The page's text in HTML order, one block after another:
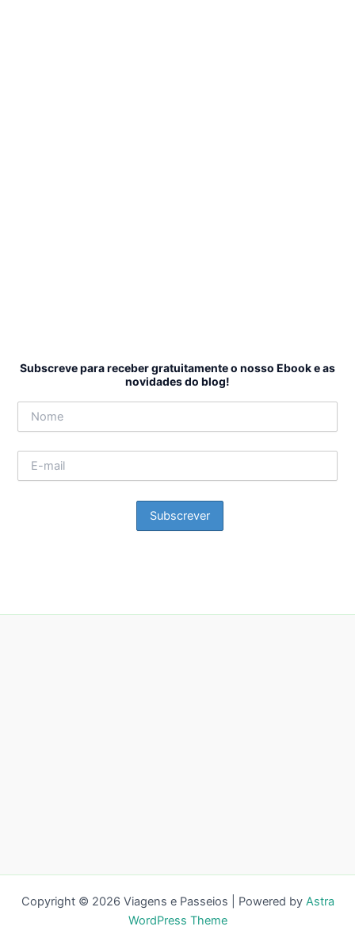
Subscreve para receber gratuitamente o nosso Ebook e as
novidades do blog!
Copyright © 2026 Viagens e Passeios | Powered by Astra
WordPress Theme